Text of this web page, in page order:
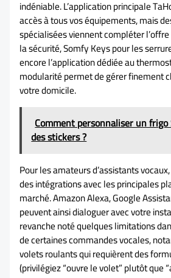
indéniable. L’application principale
accès à tous vos équipements, mais
spécialisées viennent compléter
la sécurité, Somfy Keys pour les
encore l’application dédiée au
modularité permet de gérer finement
votre domicile.
Comment personnaliser un
des stickers ?
Pour les amateurs d’assistants
des intégrations avec les principales
marché. Amazon Alexa, Google
peuvent ainsi dialoguer avec votre
revanche noté quelques limitations
de certaines commandes vocales,
volets roulants qui requièrent des
(privilégiez “ouvre le volet” plutôt que